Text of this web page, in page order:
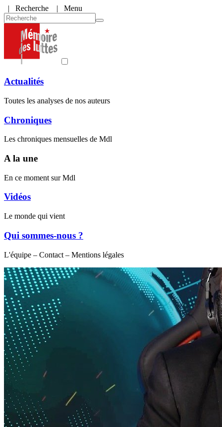
| Recherche | Menu
Actualités
Toutes les analyses de nos auteurs
Chroniques
Les chroniques mensuelles de Mdl
A la une
En ce moment sur Mdl
Vidéos
Le monde qui vient
Qui sommes-nous ?
L'équipe – Contact – Mentions légales